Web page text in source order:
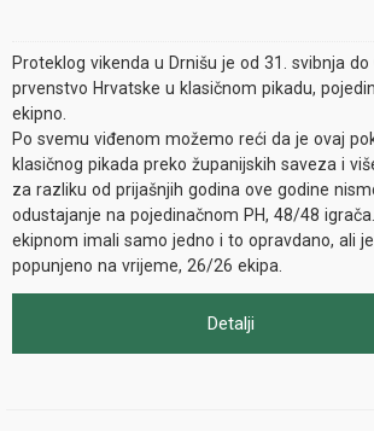
Proteklog vikenda u Drnišu je od 31. svibnja
prvenstvo Hrvatske u klasičnom pikadu,
ekipno.
Po svemu viđenom možemo reći da je ovaj
klasičnog pikada preko županijskih saveza i
za razliku od prijašnjih godina ove godine
odustajanje na pojedinačnom PH, 48/48
ekipnom imali samo jedno i to opravdano, ali
popunjeno na vrijeme, 26/26 ekipa.
Detalji